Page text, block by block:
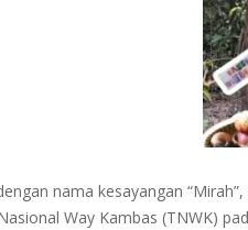
nama kesayangan
Way Kambas (TNWK)